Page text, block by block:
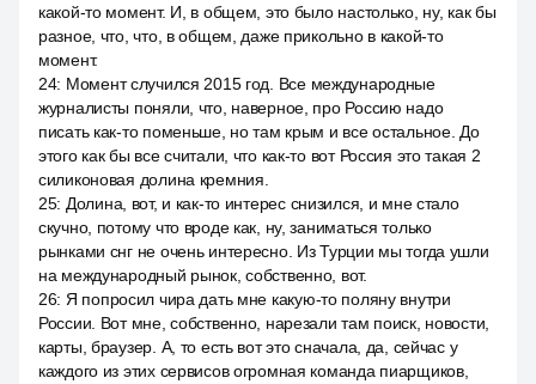
какой-то момент. И, в общем, это было настолько, ну, как бы
разное, что, что, в общем, даже прикольно в какой-то
момент.
24: Момент случился 2015 год. Все международные
журналисты поняли, что, наверное, про Россию надо
писать как-то поменьше, но там крым и все остальное. До
этого как бы все считали, что как-то вот Россия это такая 2
силиконовая долина кремния.
25: Долина, вот, и как-то интерес снизился, и мне стало
скучно, потому что вроде как, ну, заниматься только
рынками снг не очень интересно. Из Турции мы тогда ушли
на международный рынок, собственно, вот.
26: Я попросил чира дать мне какую-то поляну внутри
России. Вот мне, собственно, нарезали там поиск, новости,
карты, браузер. А, то есть вот это сначала, да, сейчас у
каждого из этих сервисов огромная команда пиарщиков,